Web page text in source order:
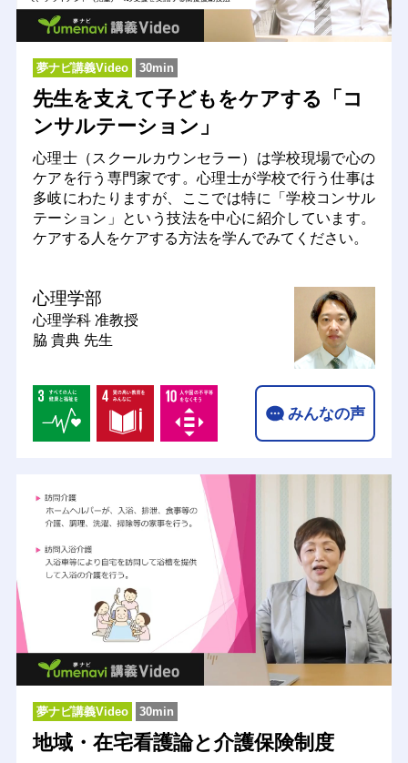
夢ナビ講義Video 30min
先生を支えて子どもをケアする「コ
ンサルテーション」
心理士（スクールカウンセラー）は学校現場で心の
ケアを行う専門家です。心理士が学校で行う仕事は
多岐にわたりますが、ここでは特に「学校コンサル
テーション」という技法を中心に紹介しています。
ケアする人をケアする方法を学んでみてください。
心理学部
心理学科 准教授
脇 貴典 先生
みんなの声
夢ナビ講義Video 30min
地域・在宅看護論と介護保険制度